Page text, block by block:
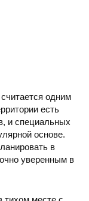
одним
есть
и специальных
основе.
в
уверенным в